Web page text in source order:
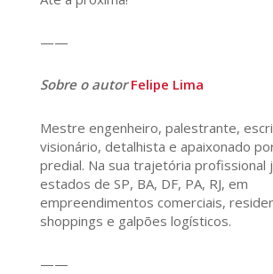
——
Sobre o autorFelipe Lima
Mestre engenheiro, palestrante,
visionário, detalhista e apaixonado
predial. Na sua trajetória profissional
estados de SP, BA, DF, PA, RJ, em
empreendimentos comerciais,
shoppings e galpões logísticos.
——